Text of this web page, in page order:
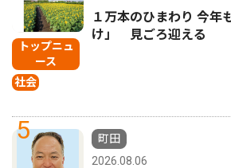
トップニュ
ース
社会
１万本のひまわり 今
け」 見ごろ迎える
5
町田
2026.08.06